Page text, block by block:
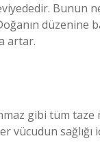
Bunun
düzenine
artar.
gibi tüm taze
vücudun sağlığı